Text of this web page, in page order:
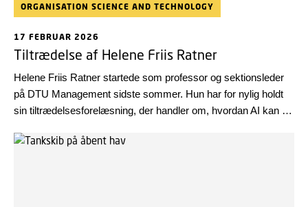
ORGANISATION SCIENCE AND TECHNOLOGY
17 FEBRUAR 2026
Tiltrædelse af Helene Friis Ratner
Helene Friis Ratner startede som professor og sektionsleder
på DTU Management sidste sommer. Hun har for nylig holdt
sin tiltrædelsesforelæsning, der handler om, hvordan AI kan og
for velfærd og uddannelse.